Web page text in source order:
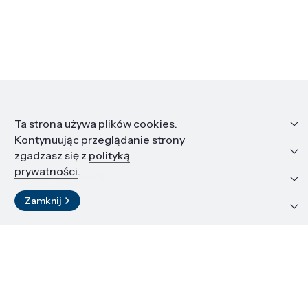
Informacje
Edukacja i kariera
Zasoby i materiały
Kontakt
Ta strona używa plików cookies.
Kontynuując przeglądanie strony
zgadzasz się z polityką
prywatności.
Zamknij